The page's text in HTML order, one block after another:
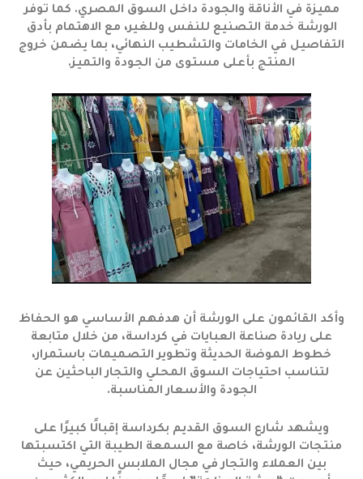
مميزة في الأناقة والجودة داخل السوق المصري. كما توفر
الورشة خدمة التصنيع للنفس وللغير، مع الاهتمام بأدق
التفاصيل في الخامات والتشطيب النهائي، بما يضمن خروج
المنتج بأعلى مستوى من الجودة والتميز.
وأكد القائمون على الورشة أن هدفهم الأساسي هو الحفاظ
على ريادة صناعة العبايات في كرداسة، من خلال متابعة
خطوط الموضة الحديثة وتطوير التصميمات باستمرار،
لتناسب احتياجات السوق المحلي والتجار الباحثين عن
الجودة والأسعار المناسبة.
ويشهد شارع السوق القديم بكرداسة إقبالًا كبيرًا على
منتجات الورشة، خاصة مع السمعة الطيبة التي اكتسبتها
بين العملاء والتجار في مجال الملابس الحريمي، حيث